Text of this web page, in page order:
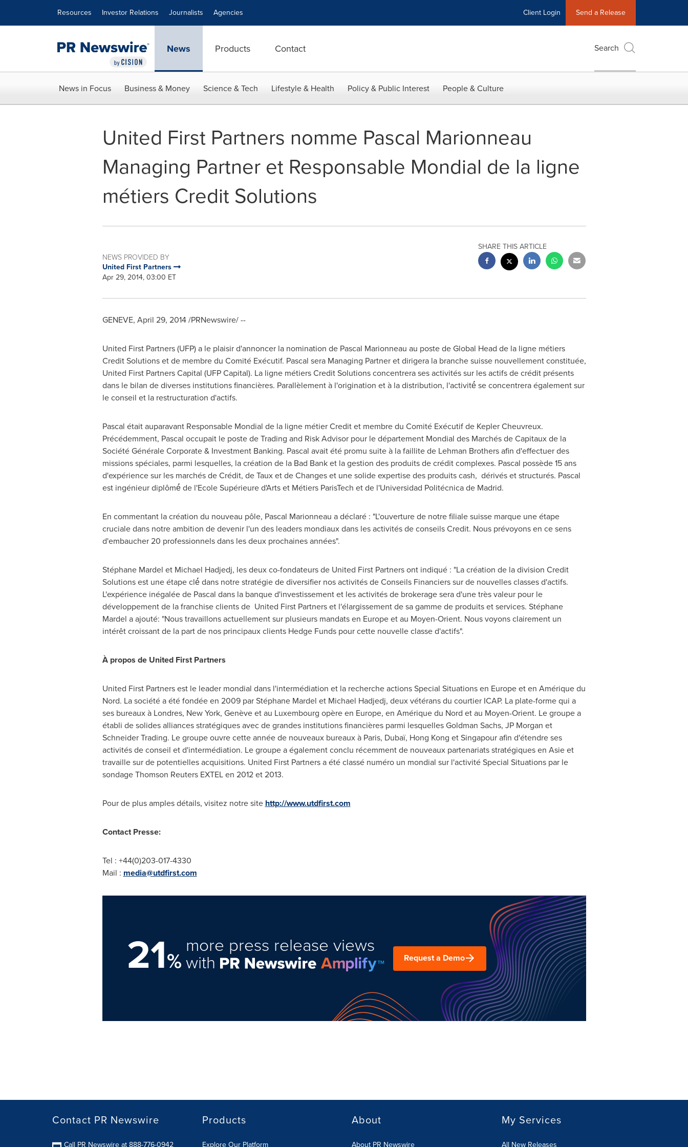
Resources Investor Relations Journalists Agencies Client Login Send a Release
News Products Contact Search
News in Focus Business & Money Science & Tech Lifestyle & Health Policy & Public Interest People & Culture
United First Partners nomme Pascal Marionneau
Managing Partner et Responsable Mondial de la ligne
métiers Credit Solutions
NEWS PROVIDED BY
United First Partners
Apr 29, 2014, 03:00 ET
SHARE THIS ARTICLE
GENEVE, April 29, 2014/PRNewswire/ --
United First Partners (UFP) a le plaisir d'annoncer la nomination de Pascal Marionneau au poste de Global Head de la ligne métiers
Credit Solutions et de membre du Comité Exécutif. Pascal sera Managing Partner et dirigera la branche suisse nouvellement constituée,
United First Partners Capital (UFP Capital). La ligne métiers Credit Solutions concentrera ses activités sur les actifs de crédit présents
dans le bilan de diverses institutions financières. Parallèlement à l'origination et à la distribution, l'activité́ se concentrera également sur
le conseil et la restructuration d'actifs.
Pascal était auparavant Responsable Mondial de la ligne métier Credit et membre du Comité Exécutif de Kepler Cheuvreux.
Précédemment, Pascal occupait le poste de Trading and Risk Advisor pour le département Mondial des Marchés de Capitaux de la
Société Générale Corporate & Investment Banking. Pascal avait été promu suite à la faillite de Lehman Brothers afin d'effectuer des
missions spéciales, parmi lesquelles, la création de la Bad Bank et la gestion des produits de crédit complexes. Pascal possède 15 ans
d'expérience sur les marchés de Crédit, de Taux et de Changes et une solide expertise des produits cash, dérivés et structurés. Pascal
est ingénieur diplômé́ de l'Ecole Supérieure d'Arts et Métiers ParisTech et de l'Universidad Politécnica de Madrid.
En commentant la création du nouveau pôle, Pascal Marionneau a déclaré : "L'ouverture de notre filiale suisse marque une étape
cruciale dans notre ambition de devenir l'un des leaders mondiaux dans les activités de conseils Credit. Nous prévoyons en ce sens
d'embaucher 20 professionnels dans les deux prochaines années".
Stéphane Mardel et Michael Hadjedj, les deux co-fondateurs de United First Partners ont indiqué : "La création de la division Credit
Solutions est une étape clé́ dans notre stratégie de diversifier nos activités de Conseils Financiers sur de nouvelles classes d'actifs.
L'expérience inégalée de Pascal dans la banque d'investissement et les activités de brokerage sera d'une très valeur pour le
développement de la franchise clients de United First Partners et l'élargissement de sa gamme de produits et services. Stéphane
Mardel a ajouté: "Nous travaillons actuellement sur plusieurs mandats en Europeet au Moyen-Orient. Nous voyons clairement un
intérêt croissant de la part de nos principaux clients Hedge Funds pour cette nouvelle classe d'actifs".
À propos de United First Partners
United First Partners est le leader mondial dans l'intermédiation et la recherche actions Special Situations en Europeet en Amérique du
Nord. La société a été fondée en 2009 par Stéphane Mardel et Michael Hadjedj, deux vétérans du courtier ICAP. La plate-forme qui a
ses bureaux à Londres, New York, Genève et au Luxembourg opère en Europe, en Amérique du Nord et au Moyen-Orient. Le groupe a
établi de solides alliances stratégiques avec de grandes institutions financières parmi lesquelles Goldman Sachs, JP Morgan et
Schneider Trading. Le groupe ouvre cette année de nouveaux bureaux à Paris, Dubaï, Hong Kong et Singapour afin d'étendre ses
activités de conseil et d'intermédiation. Le groupe a également conclu récemment de nouveaux partenariats stratégiques en Asie et
travaille sur de potentielles acquisitions. United First Partners a été classé numéro un mondial sur l'activité Special Situations par le
sondage Thomson Reuters EXTEL en 2012 et2013.
Pour de plus amples détails, visitez notre site http://www.utdfirst.com
Contact Presse:
Tel : +44(0)203-017-4330
Mail : media@utdfirst.com
21%
more press release views
with Request a Demo
Contact PR Newswire
Call PR Newswire at 888-776-0942
Products
Explore Our Platform
About
About PR Newswire
My Services
All New Releases